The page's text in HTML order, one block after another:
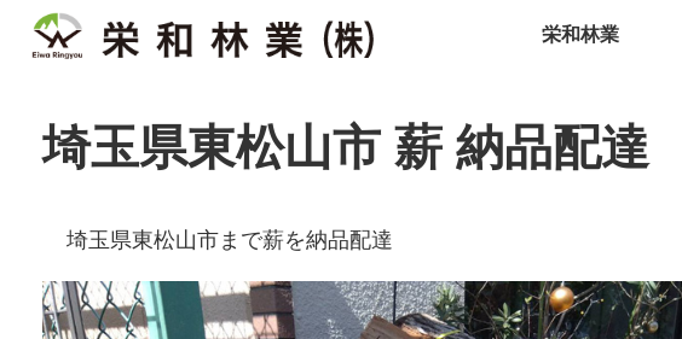
栄和林業
埼玉県東松山市 薪 納品配達
埼玉県東松山市まで薪を納品配達